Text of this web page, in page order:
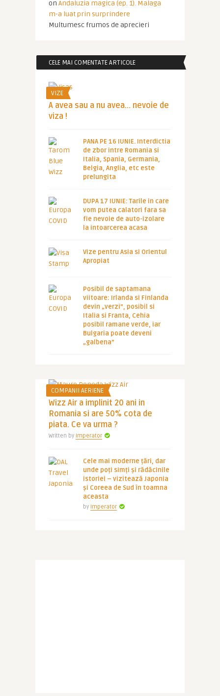
on Andaluzia magica (ep. 1). Malaga
m-a luat prin surprindere
Multumesc frumos de aprecieri
CELE MAI COMENTATE ARTICOLE
VIZE
A avea sau a nu avea… nevoie de
viza !
PANA PE 16 IUNIE. Interdictia
de zbor intre Romania si
Italia, Spania, Germania,
Belgia, Anglia, etc este
prelungita
DUPA 17 IUNIE: Tarile in care
vom putea calatori fara sa
fie nevoie de auto-izolare
la intoarcerea acasa
Vize pentru Asia si Orientul
Apropiat
Posibil de saptamana
viitoare: Irlanda si Finlanda
devin „verzi”, posibil si
Italia si Franta, Cehia
posibil ramane verde, iar
Bulgaria poate deveni
„galbena”
COMPANII AERIENE
Wizz Air a implinit 20 ani in
Romania si are 50% cota de
piata. Ce va urma ?
Written by Imperator
Cele mai moderne țări, dar
unde poți simți și rădăcinile
istoriei – vizitează Japonia
și Coreea de Sud în toamna
aceasta
by Imperator